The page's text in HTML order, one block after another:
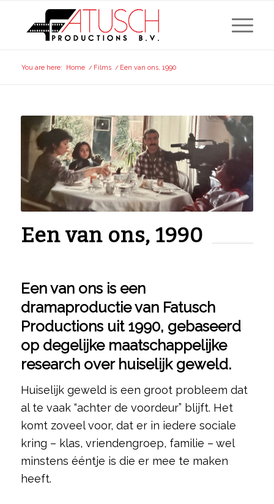
You are here: Home / Films / Een van ons, 1990
Een van ons, 1990
Een van ons is een
dramaproductie van Fatusch
Productions uit 1990, gebaseerd
op degelijke maatschappelijke
research over huiselijk geweld.
Huiselijk geweld is een groot probleem dat
al te vaak “achter de voordeur” blijft. Het
komt zoveel voor, dat er in iedere sociale
kring – klas, vriendengroep, familie – wel
minstens ééntje is die er mee te maken
heeft.